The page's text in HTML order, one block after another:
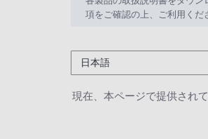
項をご確認の上、ご利用くだ
日本語
現在、本ページで提供され